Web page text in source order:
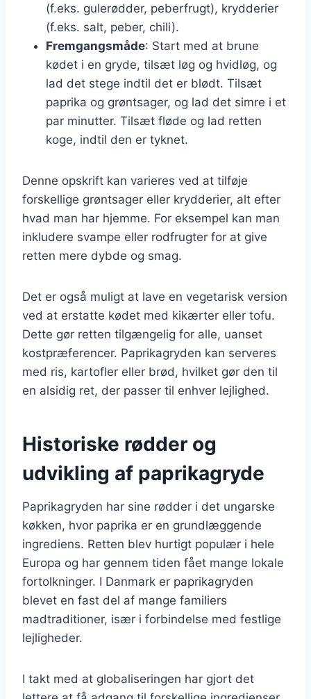
(f.eks. gulerødder, peberfrugt), krydderier
(f.eks. salt, peber, chili).
Fremgangsmåde: Start med at brune
kødet i en gryde, tilsæt løg og hvidløg, og
lad det stege indtil det er blødt. Tilsæt
paprika og grøntsager, og lad det simre i et
par minutter. Tilsæt fløde og lad retten
koge, indtil den er tyknet.
Denne opskrift kan varieres ved at tilføje
forskellige grøntsager eller krydderier, alt efter
hvad man har hjemme. For eksempel kan man
inkludere svampe eller rodfrugter for at give
retten mere dybde og smag.
Det er også muligt at lave en vegetarisk version
ved at erstatte kødet med kikærter eller tofu.
Dette gør retten tilgængelig for alle, uanset
kostpræferencer. Paprikagryden kan serveres
med ris, kartofler eller brød, hvilket gør den til
en alsidig ret, der passer til enhver lejlighed.
Historiske rødder og
udvikling af paprikagryde
Paprikagryden har sine rødder i det ungarske
køkken, hvor paprika er en grundlæggende
ingrediens. Retten blev hurtigt populær i hele
Europa og har gennem tiden fået mange lokale
fortolkninger. I Danmark er paprikagryden
blevet en fast del af mange familiers
madtraditioner, især i forbindelse med festlige
lejligheder.
I takt med at globaliseringen har gjort det